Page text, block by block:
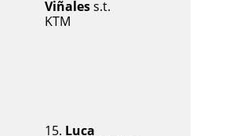
Viñaless.t.
KTM
15. Luca